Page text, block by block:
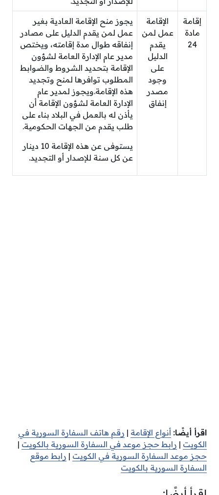
إقامة
مادة
24
الإقامة
عمل لمن
يقدم
الدليل
على
وجود
مصدر
إنفاق
يجوز منح الإقامة العادية بغير
عمل لمن يقدم الدليل على مصادر
إنفاقه طوال مدة إقامته، ويختص
مدير عام الإدارة العامة لشؤون
الإقامة بتحديد الشروط والضوابط
المطلوب توافرها لمنح وتجديد
هذه الإقامة.ويجوز لمدير عام
الإدارة العامة لشؤون الإقامة أن
يأذن له بالعمل في البلاد بناء على
طلب يقدم من الجهات الحكومية.
يستوفى عن هذه الإقامة 10 دينار
عن كل سنة للإصدار أو التجديد.
اقرأ أيضًا: أنواع الإقامة | رقم هاتف السفارة السورية في
الكويت | رابط حجز موعد في السفارة السورية بالكويت |
حجز موعد السفارة السورية في الكويت | رابط موقع
السفارة السورية بالكويت